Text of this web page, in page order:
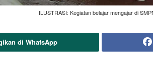
ILUSTRASI: Kegiatan belajar mengajar di
di WhatsApp